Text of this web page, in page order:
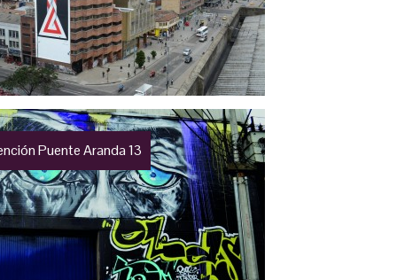
Puente Aranda 13